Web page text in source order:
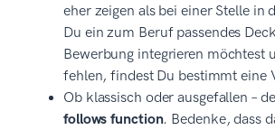
eher zeigen als bei einer Stelle in
Du ein zum Beruf passendes
Bewerbung integrieren möchtest
fehlen, findest Du bestimmt eine
Ob klassisch oder ausgefallen –
follows function. Bedenke, dass